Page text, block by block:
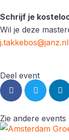
Schrijf je
Wil je deze
j.takkebos@janz.nl
Deel event
Zie andere events